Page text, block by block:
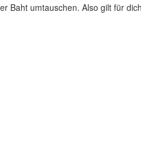
Baht umtauschen. Also gilt für